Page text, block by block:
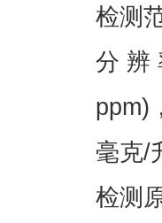
检测
分 辨
ppm)
毫克/
检测